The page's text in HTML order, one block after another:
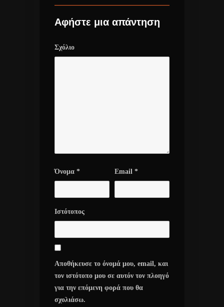
Αφήστε μια απάντηση
Σχόλιο
Όνομα * Email *
Ιστότοπος
Αποθήκευσε το όνομά μου, email, και
τον ιστότοπο μου σε αυτόν τον πλοηγό
για την επόμενη φορά που θα
σχολιάσω.